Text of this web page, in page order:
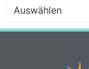
Auswählen